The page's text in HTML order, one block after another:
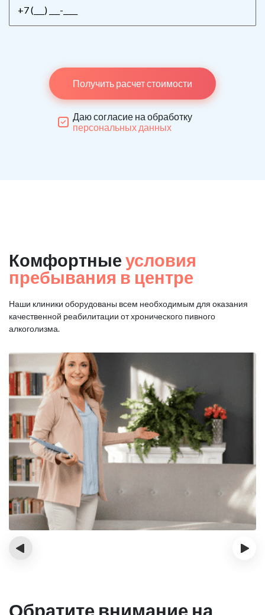
Получить расчет стоимости
Даю согласие на обработку
персональных данных
Комфортные условия
пребывания в центре
Наши клиники оборудованы всем необходимым для оказания
качественной реабилитации от хронического пивного
алкоголизма.
‹ ›
Обратите внимание на